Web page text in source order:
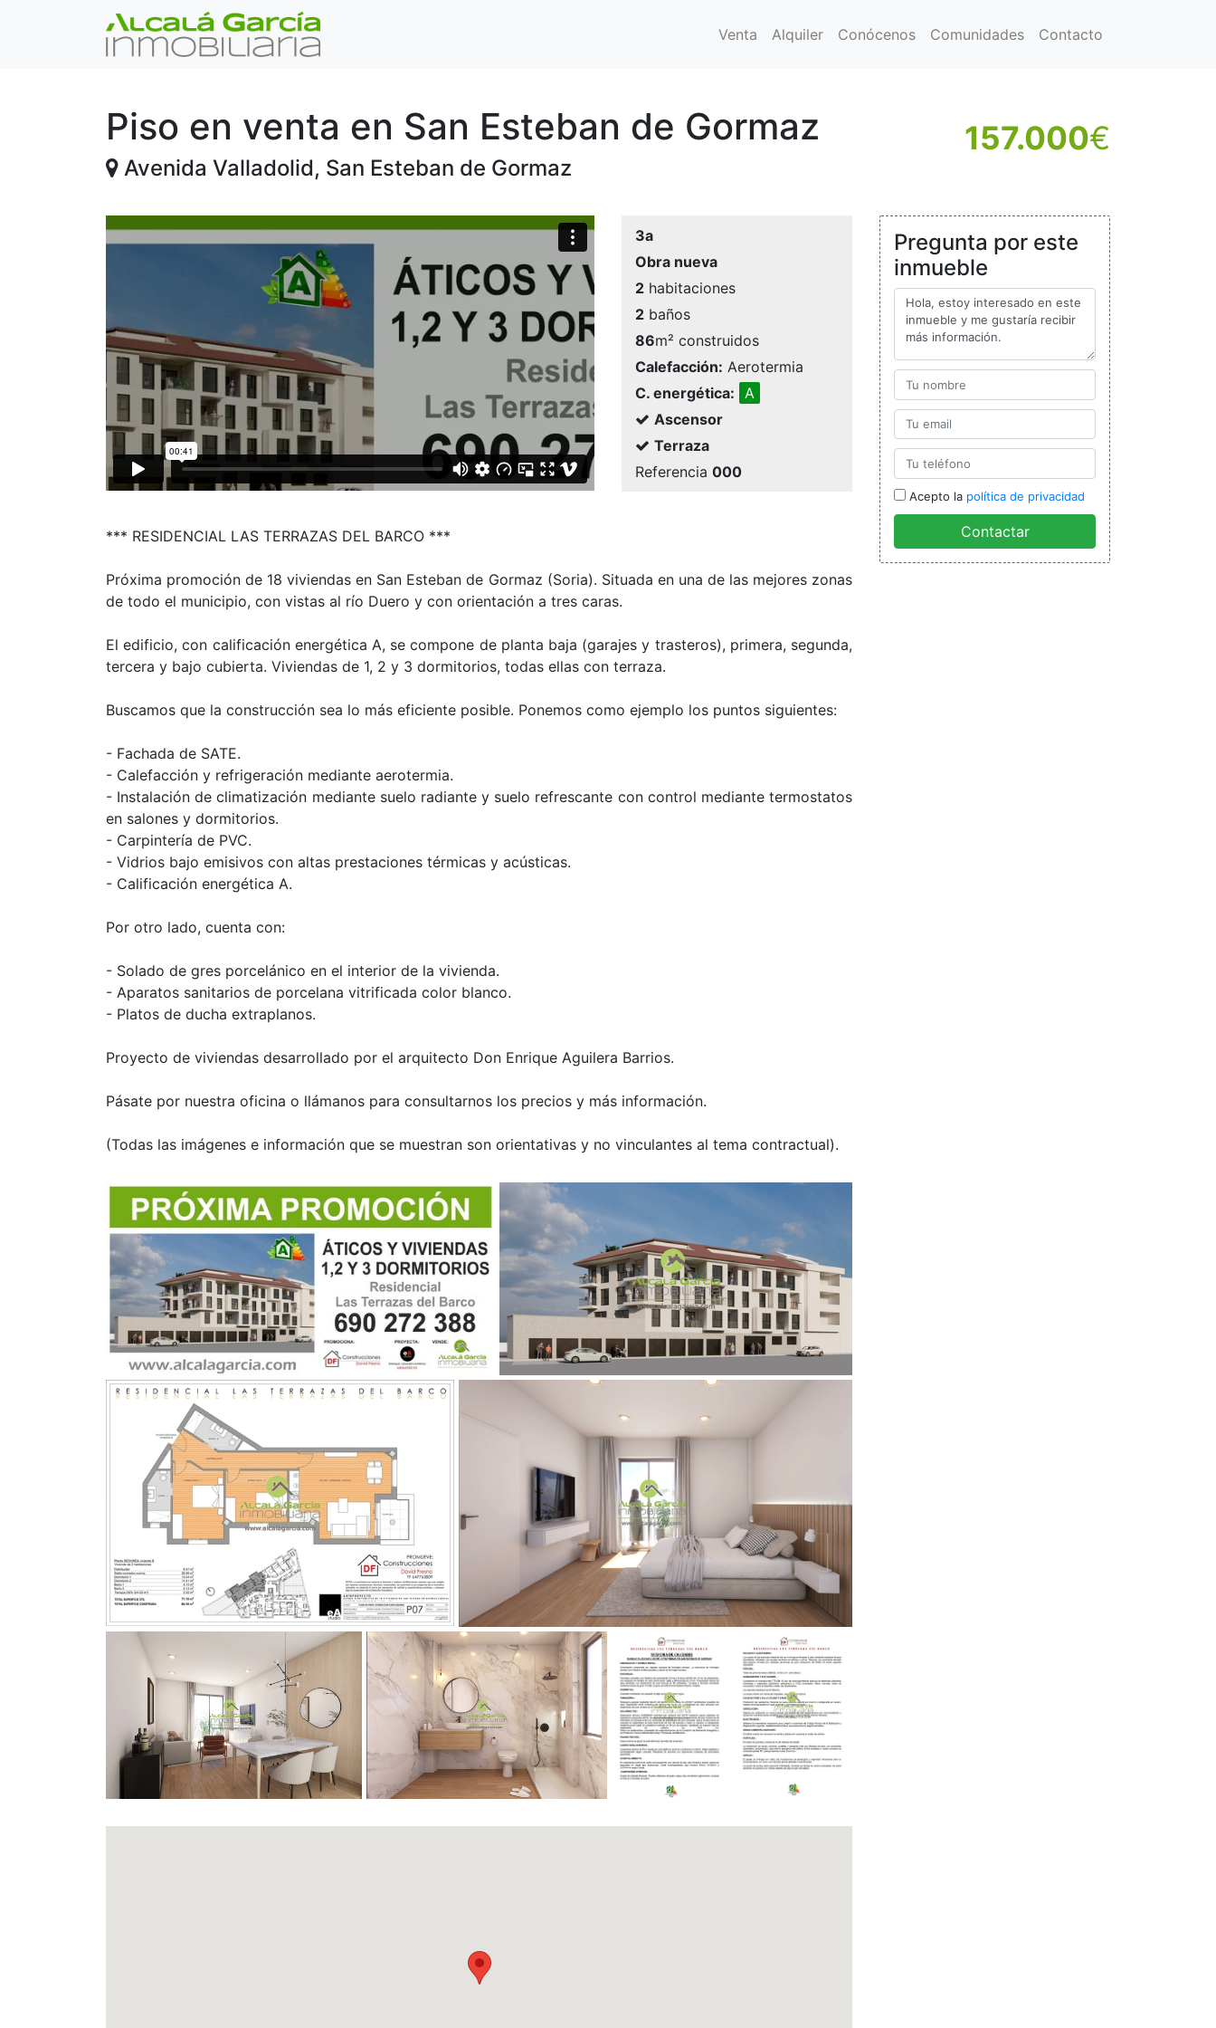
Venta Alquiler Conócenos Comunidades Contacto
Piso en venta en San Esteban de Gormaz
Avenida Valladolid, San Esteban de Gormaz
157.000€
3a
Obra nueva
2habitaciones
2baños
86m² construidos
Calefacción: Aerotermia
C. energética: A
Ascensor
Terraza
Referencia 000
*** RESIDENCIAL LAS TERRAZAS DEL BARCO ***
Próxima promoción de 18 viviendas en San Esteban de Gormaz (Soria). Situada en una de las mejores zonas
de todo el municipio, con vistas al río Duero y con orientación a tres caras.
El edificio, con calificación energética A, se compone de planta baja (garajes y trasteros), primera, segunda,
tercera y bajo cubierta. Viviendas de 1, 2 y 3 dormitorios, todas ellas con terraza.
Buscamos que la construcción sea lo más eficiente posible. Ponemos como ejemplo los puntos siguientes:
- Fachada de SATE.
- Calefacción y refrigeración mediante aerotermia.
- Instalación de climatización mediante suelo radiante y suelo refrescante con control mediante termostatos
en salones y dormitorios.
- Carpintería de PVC.
- Vidrios bajo emisivos con altas prestaciones térmicas y acústicas.
- Calificación energética A.
Por otro lado, cuenta con:
- Solado de gres porcelánico en el interior de la vivienda.
- Aparatos sanitarios de porcelana vitrificada color blanco.
- Platos de ducha extraplanos.
Proyecto de viviendas desarrollado por el arquitecto Don Enrique Aguilera Barrios.
Pásate por nuestra oficina o llámanos para consultarnos los precios y más información.
(Todas las imágenes e información que se muestran son orientativas y no vinculantes al tema contractual).
Pregunta por este
inmueble
Acepto la política de privacidad
Contactar